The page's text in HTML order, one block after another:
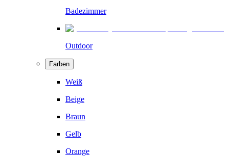
Badezimmer
Outdoor
Farben
Weiß
Beige
Braun
Gelb
Orange